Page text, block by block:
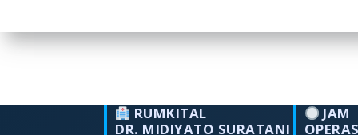
RUMKITAL
DR. MIDIYATO SURATANI
JAM